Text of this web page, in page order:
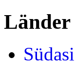
Länder